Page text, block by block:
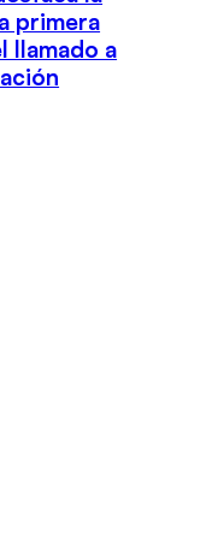
primera
llamado a